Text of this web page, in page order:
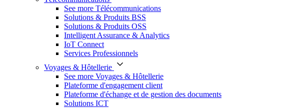
See more Télécommunications
Solutions & Produits BSS
Solutions & Produits OSS
Intelligent Assurance & Analytics
IoT Connect
Services Professionnels
Voyages & Hôtellerie
See more Voyages & Hôtellerie
Plateforme d'engagement client
Plateforme d'échange et de gestion des documents
Solutions ICT